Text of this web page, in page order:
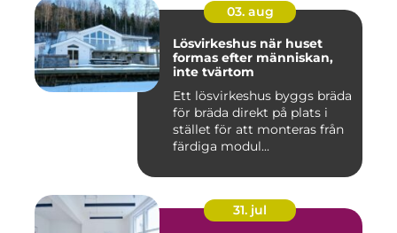
03. aug
Lösvirkeshus när huset
formas efter människan,
inte tvärtom
Ett lösvirkeshus byggs bräda
för bräda direkt på plats i
stället för att monteras från
färdiga modul...
31. jul